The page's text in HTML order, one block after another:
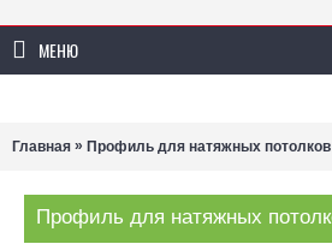
МЕНЮ
Главная » Профиль для натяжных потолков